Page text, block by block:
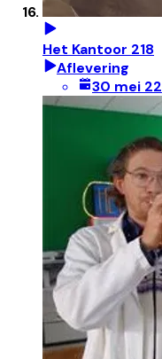
Het Kantoor 218
Aflevering
30 mei 22